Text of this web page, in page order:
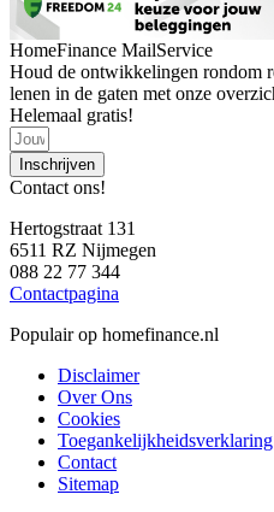
HomeFinance MailService
Houd de ontwikkelingen rondom
lenen in de gaten met onze
Helemaal gratis!
Inschrijven
Contact ons!
Hertogstraat 131
6511 RZ Nijmegen
088 22 77 344
Contactpagina
Populair op homefinance.nl
Disclaimer
Over Ons
Cookies
Toegankelijkheidsverklaring
Contact
Sitemap